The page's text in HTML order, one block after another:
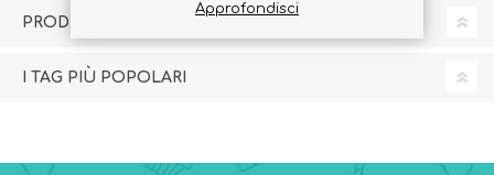
PRODUTTORI
I TAG PIÙ POPOLARI
Approfondisci